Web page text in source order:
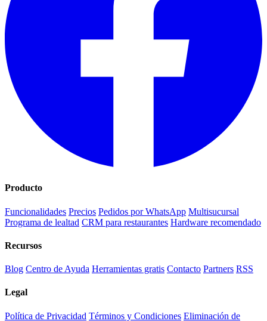
Producto
Funcionalidades Precios Pedidos por WhatsApp Multisucursal
Programa de lealtad CRM para restaurantes Hardware recomendado
Recursos
Blog Centro de Ayuda Herramientas gratis Contacto Partners RSS
Legal
Política de Privacidad Términos y Condiciones Eliminación de